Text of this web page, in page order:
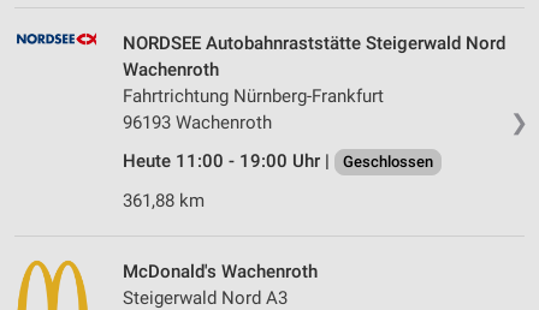
❯
NORDSEE Autobahnraststätte Steigerwald Nord
Wachenroth
Fahrtrichtung Nürnberg-Frankfurt
96193 Wachenroth
Heute 11:00 - 19:00 Uhr |
Geschlossen
361,88 km
McDonald's Wachenroth
Steigerwald Nord A3